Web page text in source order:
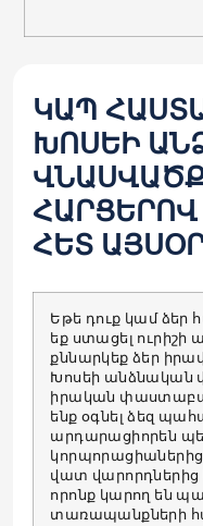
ԿԱՊ
ԽՈՍԵԻ
ՀԵՏ
Եթե ​​դուք կամ
եք ստացել
քննարկեք ձեր
Խոսեի անձնական
իրական
ենք օգնել ձեզ
արդարացիորեն
վատ
որոնք կարող են
տառապանքների